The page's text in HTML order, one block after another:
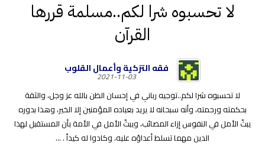
لا تحسبوه شرا لكم..مسلمة قررها
القرآن
فقه التزكية وأعمال القلوب
2021-11-03
لا تحسبوه شرا لكم..توجيه رباني في إحسان الظن بالله عز وجل، والثقة
بحكمته ورحمته، وأنه سبحانه لا يريد بعباده المؤمنين إلا الخير، وهذا بدوره
يبثّ الأمل في النفوس إزاء المصائب، ويبثّ الأمل في الأمة بأن المستقبل لهذا
الدين مهما تسلط أعداؤه عليه، وكادوا له كيداً . ...